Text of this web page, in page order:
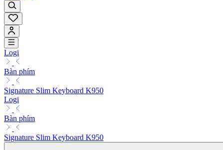
Logi
Bàn phím
Signature Slim Keyboard K950
Logi
Bàn phím
Signature Slim Keyboard K950